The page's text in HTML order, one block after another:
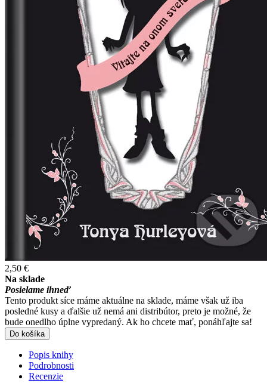
2,50 €
Na sklade
Posielame ihneď
Tento produkt síce máme aktuálne na sklade, máme však už iba
posledné kusy a ďalšie už nemá ani distribútor, preto je možné, že
bude onedlho úplne vypredaný. Ak ho chcete mať, ponáhľajte sa!
Do košíka
Popis knihy
Podrobnosti
Recenzie